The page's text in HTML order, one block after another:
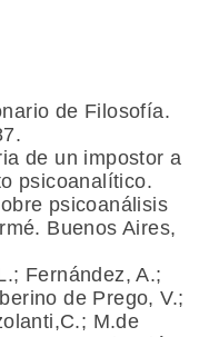
de Filosofía.
de un impostor a
psicoanalítico.
psicoanálisis
Buenos Aires,
Fernández, A.;
de Prego, V.;
M.de